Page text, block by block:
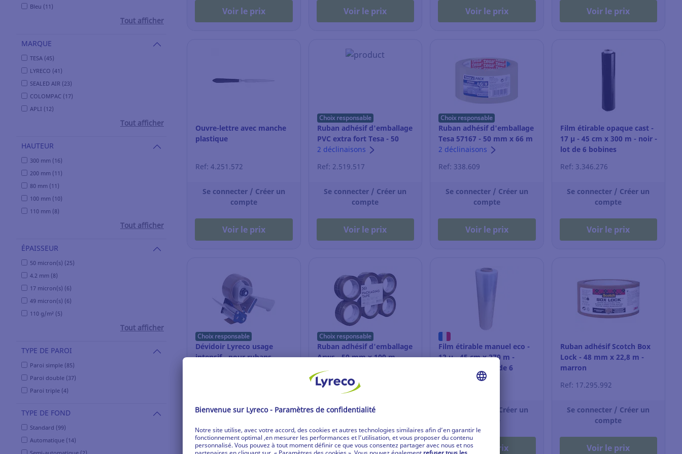
Bleu (11)
Tout afficher
MARQUE
TESA (45)
LYRECO (41)
SEALED AIR (23)
COLOMPAC (17)
APLI (12)
Tout afficher
HAUTEUR
300 mm (16)
200 mm (11)
80 mm (11)
100 mm (10)
110 mm (8)
Tout afficher
ÉPAISSEUR
50 micron(s) (25)
4.2 mm (8)
17 micron(s) (6)
49 micron(s) (6)
110 g/m² (5)
Tout afficher
TYPE DE PAROI
Paroi simple (85)
Paroi double (37)
Paroi triple (4)
TYPE DE FOND
Standard (99)
Automatique (14)
Voir le prix Voir le prix Voir le prix Voir le prix
Ouvre-lettre avec manche
plastique
Ref: 4.251.572
Se connecter / Créer un
compte
Voir le prix
Choix responsable
Ruban adhésif d'emballage
PVC extra fort Tesa - 50
mm x 66 m - havane
2 déclinaisons
Ref: 2.519.517
Se connecter / Créer un
compte
Voir le prix
Choix responsable
Ruban adhésif d'emballage
Tesa 57167 - 50 mm x 66 m
- transparent
2 déclinaisons
Ref: 338.609
Se connecter / Créer un
compte
Voir le prix
Film étirable opaque cast -
17 µ - 45 cm x 300 m - noir -
lot de 6 bobines
Ref: 3.346.276
Se connecter / Créer un
compte
Voir le prix
Choix responsable
Dévidoir Lyreco usage
intensif - pour rubans
Se connecter / Créer un
Voir le prix
Choix responsable
Ruban adhésif d'emballage
Arws - 50 mm x 100 m -
Ref: 7.220.198
Se connecter / Créer un
Voir le prix
Film étirable manuel eco -
12 µ - 45 cm x 270 m -
transparent - lot de 6
Se connecter / Créer un
compte
Voir le prix
Ruban adhésif Scotch Box
Lock - 48 mm x 22,8 m -
marron
Ref: 17.295.992
Se connecter / Créer un
compte
Voir le prix